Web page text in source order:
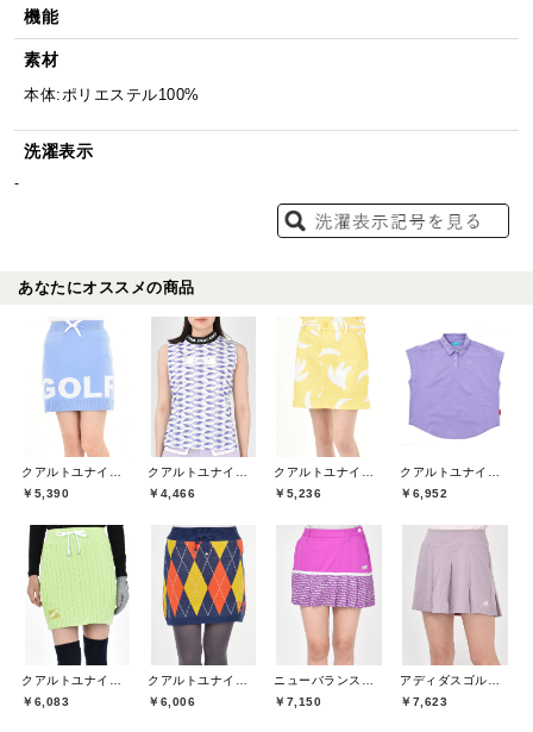
機能
素材
本体:ポリエステル100%
洗濯表示
-
あなたにオススメの商品
クアルトユナイテッド(CUARTO UNITED)
￥5,390
クアルトユナイテッド(CUARTO UNITED)
￥4,466
クアルトユナイテッド(CUARTO UNITED)
￥5,236
クアルトユナイテッド(CUARTO UNITED)
￥6,952
クアルトユナイテッド(CUARTO UNITED)
￥6,083
クアルトユナイテッド(CUARTO UNITED)
￥6,006
ニューバランスゴルフ(New Balance Golf)
￥7,150
アディダスゴルフ(adidas golf)
￥7,623